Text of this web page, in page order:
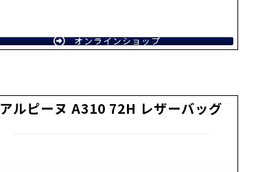
オンラインショップ
アルピーヌ A310 72H レザーバッグ